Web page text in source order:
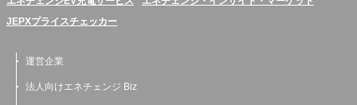
JEPXプライスチェッカー
運営企業
法人向けエネチェンジ Biz